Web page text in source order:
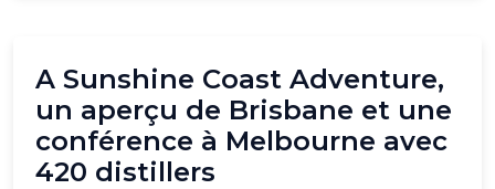
A Sunshine Coast Adventure,
un aperçu de Brisbane et une
conférence à Melbourne avec
420 distillers